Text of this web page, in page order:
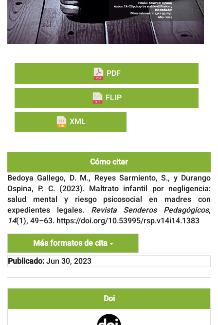
PDF
FLIP
XML
Cómo citar
Bedoya Gallego, D. M., Reyes Sarmiento, S., y Durango
Ospina, P. C. (2023). Maltrato infantil por negligencia:
salud mental y riesgo psicosocial en madres con
expedientes legales. Revista Senderos Pedagógicos,
14(1), 49–63. https://doi.org/10.53995/rsp.v14i14.1383
Más formatos de cita
Publicado:Jun 30, 2023
Doi